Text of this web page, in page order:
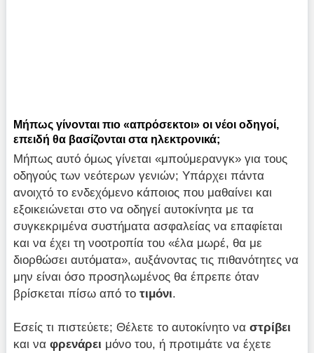
Μήπως γίνονται πιο «απρόσεκτοι» οι νέοι οδηγοί,
επειδή θα βασίζονται στα ηλεκτρονικά;
Μήπως αυτό όμως γίνεται «μπούμερανγκ» για τους
οδηγούς των νεότερων γενιών; Υπάρχει πάντα
ανοιχτό το ενδεχόμενο κάποιος που μαθαίνει και
εξοικειώνεται στο να οδηγεί αυτοκίνητα με τα
συγκεκριμένα συστήματα ασφαλείας να επαφίεται
και να έχει τη νοοτροπία του «έλα μωρέ, θα με
διορθώσει αυτόματα», αυξάνοντας τις πιθανότητες να
μην είναι όσο προσηλωμένος θα έπρεπε όταν
βρίσκεται πίσω από τοτιμόνι.
Εσείς τι πιστεύετε; Θέλετε το αυτοκίνητο ναστρίβει
και ναφρενάρει μόνο του, ή προτιμάτε να έχετε